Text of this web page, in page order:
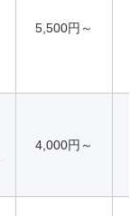
5,500円～
4,000円～